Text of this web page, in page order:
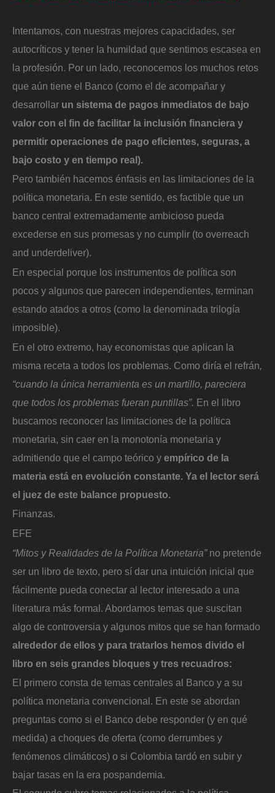
Intentamos, con nuestras mejores capacidades, ser
autocríticos y tener la humildad que sentimos escasea en
la profesión. Por un lado, reconocemos los muchos retos
que aún tiene el Banco (como el de acompañar y
desarrollar un sistema de pagos inmediatos de bajo
valor con el fin de facilitar la inclusión financiera y
permitir operaciones de pago eficientes, seguras, a
bajo costo y en tiempo real).
Pero también hacemos énfasis en las limitaciones de la
política monetaria. En este sentido, es factible que un
banco central extremadamente ambicioso pueda
excederse en sus promesas y no cumplir (to overreach
and underdeliver).
En especial porque los instrumentos de política son
pocos y algunos que parecen independientes, terminan
estando atados a otros (como la denominada trilogía
imposible).
En el otro extremo, hay economistas que aplican la
misma receta a todos los problemas. Como diría el refrán,
“cuando la única herramienta es un martillo, pareciera
que todos los problemas fueran puntillas”. En el libro
buscamos reconocer las limitaciones de la política
monetaria, sin caer en la monotonía monetaria y
admitiendo que el campo teórico y empírico de la
materia está en evolución constante. Ya el lector será
el juez de este balance propuesto.
Finanzas.
EFE
“Mitos y Realidades de la Política Monetaria” no pretende
ser un libro de texto, pero sí dar una intuición inicial que
fácilmente pueda conectar al lector interesado a una
literatura más formal. Abordamos temas que suscitan
algo de controversia y algunos mitos que se han formado
alrededor de ellos y para tratarlos hemos divido el
libro en seis grandes bloques y tres recuadros:
El primero consta de temas centrales al Banco y a su
política monetaria convencional. En este se abordan
preguntas como si el Banco debe responder (y en qué
medida) a choques de oferta (como derrumbes y
fenómenos climáticos) o si Colombia tardó en subir y
bajar tasas en la era pospandemia.